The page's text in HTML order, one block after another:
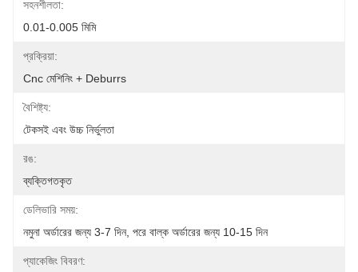
সহনশীলতা:
0.01-0.005 মিমি
প্রক্রিয়া:
Cnc মেশিনিং + Deburrs
বৈশিষ্ট্য:
টেকসই এবং উচ্চ নির্ভুলতা
রঙ:
ব্যক্তিগতকৃত
ডেলিভারি সময়:
নমুনা অর্ডারের জন্য 3-7 দিন, পরে বাল্ক অর্ডারের জন্য 10-15 দিন
প্যাকেজিং বিবরণ: